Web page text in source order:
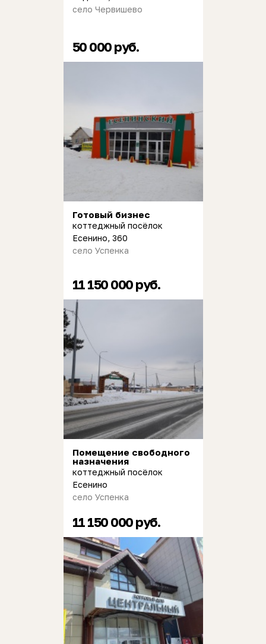
село Червишево
50 000 руб.
Готовый бизнес
коттеджный посёлок
Есенино, 360
село Успенка
11 150 000 руб.
Помещение свободного
назначения
коттеджный посёлок
Есенино
село Успенка
11 150 000 руб.